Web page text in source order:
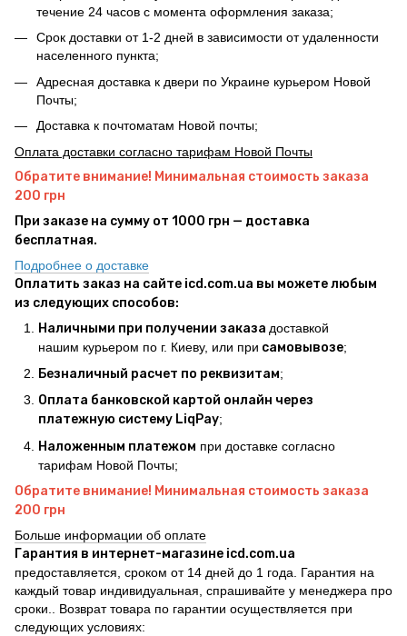
течение 24 часов с момента оформления заказа;
Срок доставки от 1-2 дней в зависимости от удаленности
населенного пункта;
Адресная доставка к двери по Украине курьером Новой
Почты;
Доставка к почтоматам Новой почты;
Оплата доставки согласно тарифам Новой Почты
Обратите внимание! Минимальная стоимость заказа
200 грн
При заказе на сумму от 1000 грн — доставка
бесплатная.
Подробнее о доставке
Оплатить заказ на сайте icd.com.ua вы можете любым
из следующих способов:
Наличными при получении заказа доставкой
нашим курьером по г. Киеву, или при самовывозе;
Безналичный расчет по реквизитам;
Оплата банковской картой онлайн через
платежную систему LiqPay;
Наложенным платежом при доставке согласно
тарифам Новой Почты;
Обратите внимание! Минимальная стоимость заказа
200 грн
Больше информации об оплате
Гарантия в интернет-магазине icd.com.ua
предоставляется, сроком от 14 дней до 1 года. Гарантия на
каждый товар индивидуальная, спрашивайте у менеджера про
сроки.. Возврат товара по гарантии осуществляется при
следующих условиях: